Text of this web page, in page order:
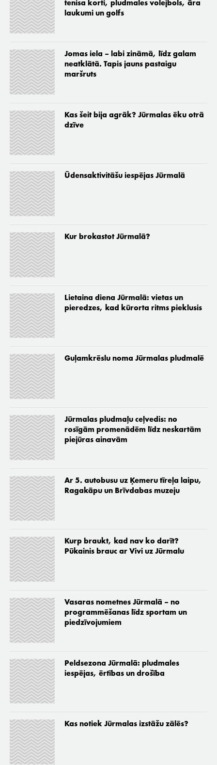
tenisa korti, pludmales volejbols, āra
laukumi un golfs
Jomas iela – labi zināmā, līdz galam
neatklātā. Tapis jauns pastaigu
maršruts
Kas šeit bija agrāk? Jūrmalas ēku otrā
dzīve
Ūdensaktivitāšu iespējas Jūrmalā
Kur brokastot Jūrmalā?
Lietaina diena Jūrmalā: vietas un
pieredzes, kad kūrorta ritms pieklusis
Guļamkrēslu noma Jūrmalas pludmalē
Jūrmalas pludmaļu ceļvedis: no
rosīgām promenādēm līdz neskartām
piejūras ainavām
Ar 5. autobusu uz Ķemeru tīreļa laipu,
Ragakāpu un Brīvdabas muzeju
Kurp braukt, kad nav ko darīt?
Pūkainis brauc ar Vivi uz Jūrmalu
Vasaras nometnes Jūrmalā – no
programmēšanas līdz sportam un
piedzīvojumiem
Peldsezona Jūrmalā: pludmales
iespējas, ērtības un drošība
Kas notiek Jūrmalas izstāžu zālēs?